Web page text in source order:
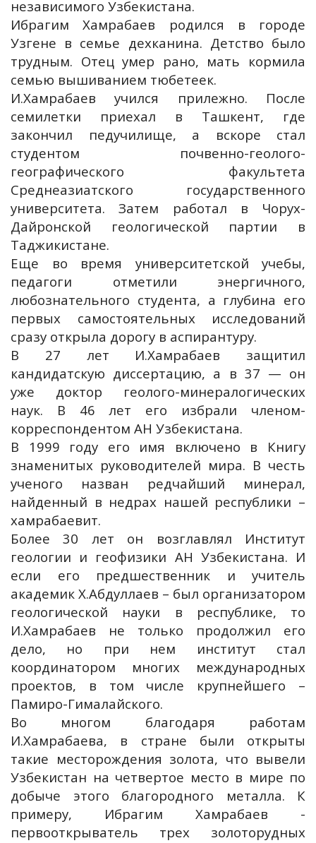
независимого Узбекистана.
Ибрагим Хамрабаев родился в городе
Узгене в семье дехканина. Детство было
трудным. Отец умер рано, мать кормила
семью вышиванием тюбетеек.
И.Хамрабаев учился прилежно. После
семилетки приехал в Ташкент, где
закончил педучилище, а вскоре стал
студентом почвенно-геолого-
географического факультета
Среднеазиатского государственного
университета. Затем работал в Чорух-
Дайронской геологической партии в
Таджикистане.
Еще во время университетской учебы,
педагоги отметили энергичного,
любознательного студента, а глубина его
первых самостоятельных исследований
сразу открыла дорогу в аспирантуру.
В 27 лет И.Хамрабаев защитил
кандидатскую диссертацию, а в 37 — он
уже доктор геолого-минералогических
наук. В 46 лет его избрали членом-
корреспондентом АН Узбекистана.
В 1999 году его имя включено в Книгу
знаменитых руководителей мира. В честь
ученого назван редчайший минерал,
найденный в недрах нашей республики –
хамрабаевит.
Более 30 лет он возглавлял Институт
геологии и геофизики АН Узбекистана. И
если его предшественник и учитель
академик Х.Абдуллаев – был организатором
геологической науки в республике, то
И.Хамрабаев не только продолжил его
дело, но при нем институт стал
координатором многих международных
проектов, в том числе крупнейшего –
Памиро-Гималайского.
Во многом благодаря работам
И.Хамрабаева, в стране были открыты
такие месторождения золота, что вывели
Узбекистан на четвертое место в мире по
добыче этого благородного металла. К
примеру, Ибрагим Хамрабаев -
первооткрыватель трех золоторудных